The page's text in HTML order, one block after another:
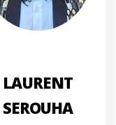
LAURENT
SEROUHA